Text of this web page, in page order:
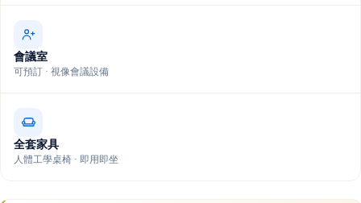
會議室
可預訂 · 視像會議設備
全套家具
人體工學桌椅 · 即用即坐